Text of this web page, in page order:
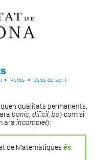
> Verbs > Usos de ser i
qualitats permanents,
bonic,difícil,bo) com si
araincomplet):
de Matemàtiquesés